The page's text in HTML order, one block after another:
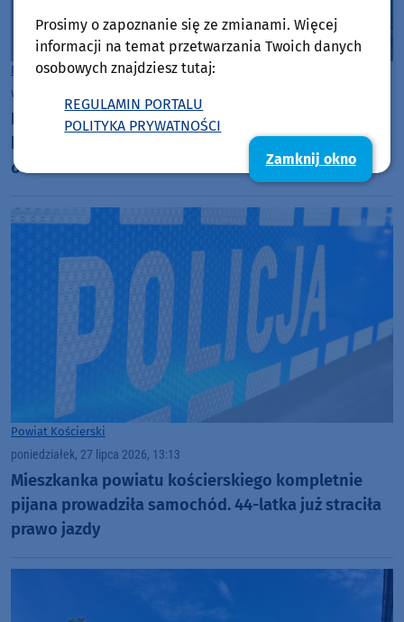
Powiat Kościerski
wtorek, 28 lipca 2026, 07:40
Dwóch poszukiwanych zatrzymanych przez
kościerskich policjantów. 52-latek miał do
odsiedzenia dwa lata
Powiat Kościerski
poniedziałek, 27 lipca 2026, 13:13
Mieszkanka powiatu kościerskiego kompletnie
pijana prowadziła samochód. 44-latka już straciła
prawo jazdy
Prosimy o zapoznanie się ze zmianami. Więcej
informacji na temat przetwarzania Twoich danych
osobowych znajdziesz tutaj:
REGULAMIN PORTALU
POLITYKA PRYWATNOŚCI
Zamknij okno